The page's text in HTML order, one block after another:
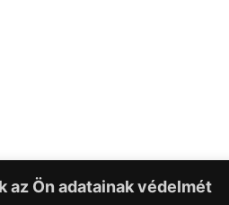
Ön adatainak védelmét